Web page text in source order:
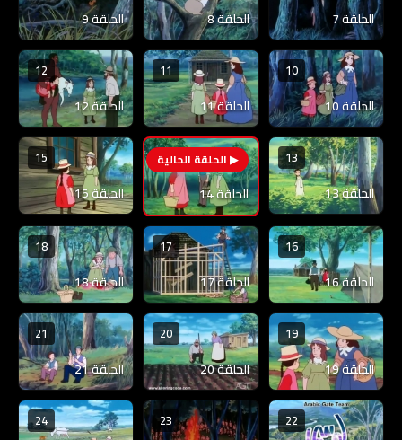
الحلقة 7 الحلقة 8 الحلقة 9
10
الحلقة 10
11
الحلقة 11
12
الحلقة 12
13
الحلقة 13
14
الحلقة 14
15
الحلقة 15
16
الحلقة 16
17
الحلقة 17
18
الحلقة 18
19
الحلقة 19
20
الحلقة 20
21
الحلقة 21
22
23
24